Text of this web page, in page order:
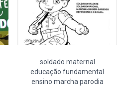
soldado maternal
educação fundamental
ensino marcha parodia